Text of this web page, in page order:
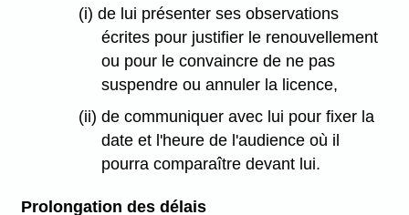
(i) de lui présenter ses observations
écrites pour justifier le renouvellement
ou pour le convaincre de ne pas
suspendre ou annuler la licence,
(ii) de communiquer avec lui pour fixer la
date et l'heure de l'audience où il
pourra comparaître devant lui.
Prolongation des délais